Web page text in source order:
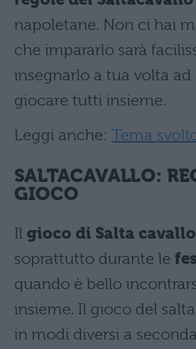
napoletane. Non ci hai
che impararlo sarà
insegnarlo a tua volta
giocare tutti insieme.
Leggi anche: Tema
SALTACAVALLO:
GIOCO
Il gioco di Salta cavallo
soprattutto durante le
quando è bello
insieme. Il gioco del
in modi diversi a